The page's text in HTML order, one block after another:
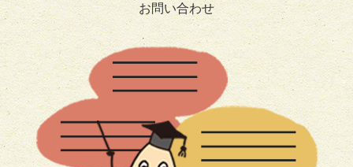
お問い合わせ